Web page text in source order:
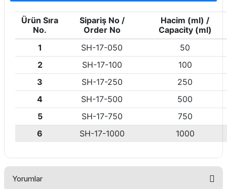
Ürün Sıra
No.
Sipariş No /
Order No
Hacim (ml) /
Capacity (ml)
1
SH-17-050
50
2
SH-17-100
100
3
SH-17-250
250
4
SH-17-500
500
5
SH-17-750
750
6
SH-17-1000 1000
Yorumlar